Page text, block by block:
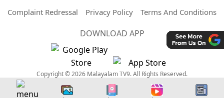
Complaint Redressal
Privacy Policy Terms And Conditions
DOWNLOAD APP
Copyright © 2026 Malayalam TV9. All Rights Reserved.